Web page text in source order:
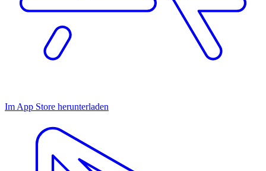
Im App Store herunterladen